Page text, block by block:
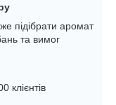
підібрати аромат
та вимог
клієнтів